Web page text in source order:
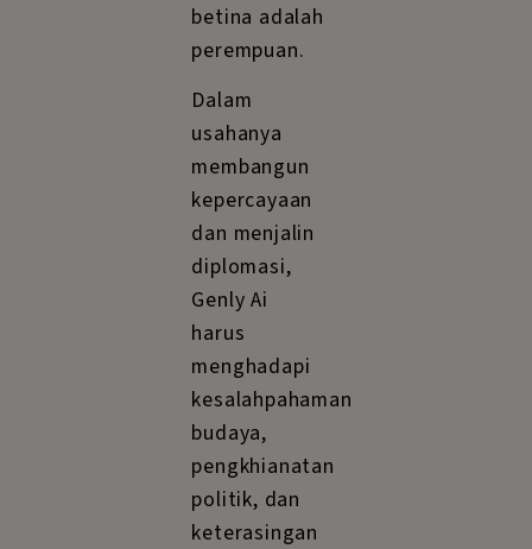
betina adalah
perempuan.
Dalam
usahanya
membangun
kepercayaan
dan menjalin
diplomasi,
Genly Ai
harus
menghadapi
kesalahpahaman
budaya,
pengkhianatan
politik, dan
keterasingan